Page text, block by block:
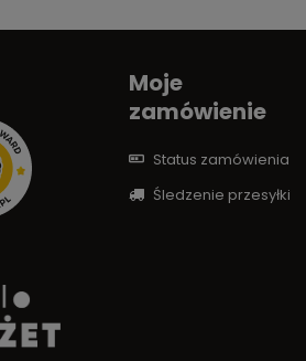
Moje
zamówienie
Status zamówienia
Śledzenie przesyłki